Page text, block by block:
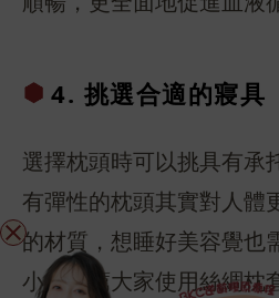
4. 挑選合適的寢具
選擇枕頭時可以挑具有承
有彈性的枕頭其實對人體
的材質，想睡好美容覺也
小編推薦大家使用絲綢枕